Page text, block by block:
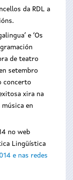
da RDL a
e ‘Os
de teatro
setembro
concerto
xira na
en
no web
Lingüística
e nas redes